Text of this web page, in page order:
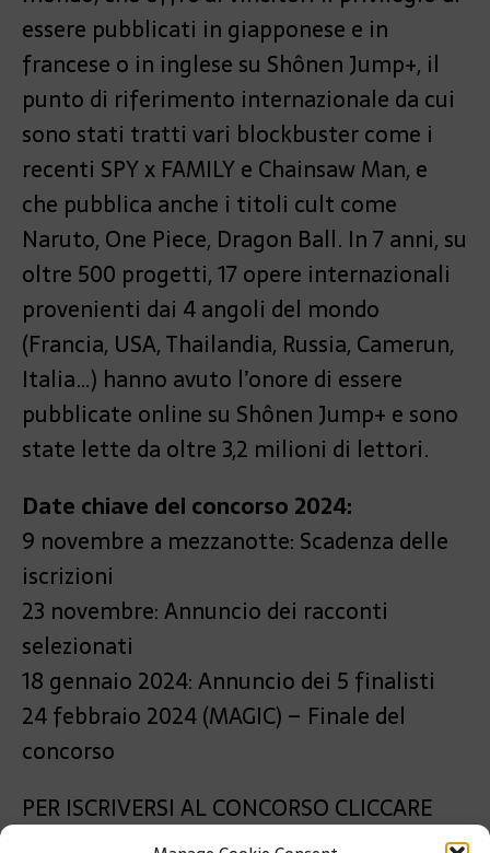
essere pubblicati in giapponese e in
francese o in inglese su Shônen Jump+, il
punto di riferimento internazionale da cui
sono stati tratti vari blockbuster come i
recenti SPY x FAMILY e Chainsaw Man, e
che pubblica anche i titoli cult come
Naruto, One Piece, Dragon Ball. In 7 anni, su
oltre 500 progetti, 17 opere internazionali
provenienti dai 4 angoli del mondo
(Francia, USA, Thailandia, Russia, Camerun,
Italia…) hanno avuto l’onore di essere
pubblicate online su Shônen Jump+ e sono
state lette da oltre 3,2 milioni di lettori.
Date chiave del concorso 2024:
9 novembre a mezzanotte: Scadenza delle
iscrizioni
23 novembre: Annuncio dei racconti
selezionati
18 gennaio 2024: Annuncio dei 5 finalisti
24 febbraio 2024 (MAGIC) – Finale del
concorso
PER ISCRIVERSI AL CONCORSO CLICCARE